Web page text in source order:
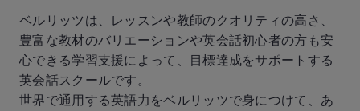
ベルリッツは、レッスンや教師のクオリティの高さ、
豊富な教材のバリエーションや英会話初心者の方も安
心できる学習支援によって、目標達成をサポートする
英会話スクールです。
世界で通用する英語力をベルリッツで身につけて、あ